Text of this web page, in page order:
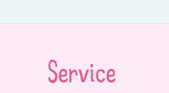
Service